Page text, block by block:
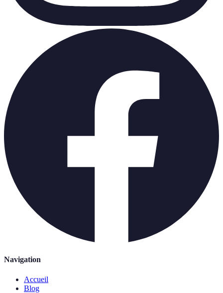
Navigation
Accueil
Blog